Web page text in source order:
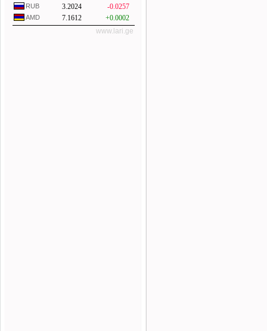
RUB 3.2024 -0.0257
AMD 7.1612
+0.0002
www.lari.ge